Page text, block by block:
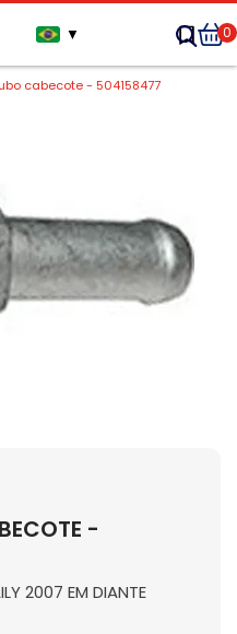
▼ 0
cabecote - 504158477
-
2007 EM DIANTE